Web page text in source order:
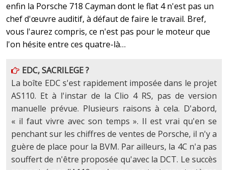
enfin la Porsche 718 Cayman dont le flat 4 n'est pas un
chef d'œuvre auditif, à défaut de faire le travail. Bref,
vous l'aurez compris, ce n'est pas pour le moteur que
l'on hésite entre ces quatre-là…
EDC, SACRILEGE ?
La boîte EDC s'est rapidement imposée dans le projet
AS110. Et à l'instar de la Clio 4 RS, pas de version
manuelle prévue. Plusieurs raisons à cela. D'abord,
« il faut vivre avec son temps ». Il est vrai qu'en se
penchant sur les chiffres de ventes de Porsche, il n'y a
guère de place pour la BVM. Par ailleurs, la 4C n'a pas
souffert de n'être proposée qu'avec la DCT. Le succès